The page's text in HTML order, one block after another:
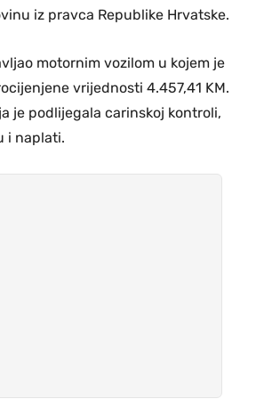
iz pravca Republike Hrvatske.
motornim vozilom u kojem je
vrijednosti 4.457,41 KM.
je podlijegala carinskoj kontroli,
i naplati.